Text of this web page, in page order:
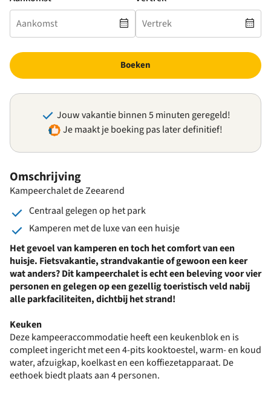
Omschrijving
Kampeerchalet de Zeearend
Centraal gelegen op het park
Kamperen met de luxe van een huisje
Het gevoel van kamperen en toch het comfort van een
huisje. Fietsvakantie, strandvakantie of gewoon een keer
wat anders? Dit kampeerchalet is echt een beleving voor vier
personen en gelegen op een gezellig toeristisch veld nabij
alle parkfaciliteiten, dichtbij het strand!
Keuken
Deze kampeeraccommodatie heeft een keukenblok en is
compleet ingericht met een 4-pits kooktoestel, warm- en koud
water, afzuigkap, koelkast en een koffiezetapparaat. De
eethoek biedt plaats aan 4 personen.
Boeken
Jouw vakantie binnen 5 minuten geregeld!
Je maakt je boeking pas later definitief!